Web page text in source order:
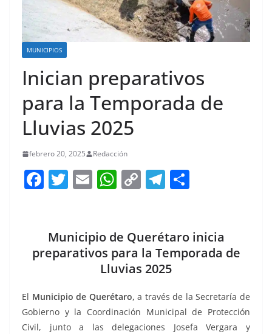
MUNICIPIOS
Inician preparativos
para la Temporada de
Lluvias 2025
febrero 20, 2025 Redacción
F
e
b
o
k
T
er
E
l
W
s
A
p
p
C
y
Li
n
k
T
gr
a
m
e
Municipio de Querétaro inicia
preparativos para la Temporada de
Lluvias 2025
El Municipio de Querétaro, a través de la Secretaría de
Gobierno y la Coordinación Municipal de Protección
Civil, junto a las delegaciones Josefa Vergara y